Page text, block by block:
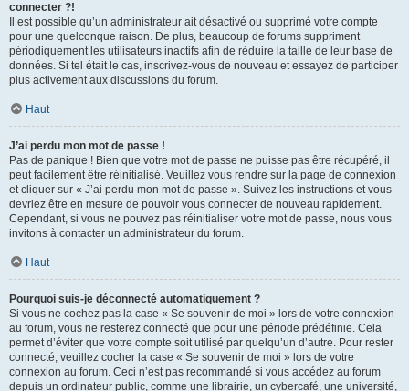
connecter ?!
Il est possible qu’un administrateur ait désactivé ou supprimé votre compte
pour une quelconque raison. De plus, beaucoup de forums suppriment
périodiquement les utilisateurs inactifs afin de réduire la taille de leur base de
données. Si tel était le cas, inscrivez-vous de nouveau et essayez de participer
plus activement aux discussions du forum.
Haut
J’ai perdu mon mot de passe !
Pas de panique ! Bien que votre mot de passe ne puisse pas être récupéré, il
peut facilement être réinitialisé. Veuillez vous rendre sur la page de connexion
et cliquer sur « J’ai perdu mon mot de passe ». Suivez les instructions et vous
devriez être en mesure de pouvoir vous connecter de nouveau rapidement.
Cependant, si vous ne pouvez pas réinitialiser votre mot de passe, nous vous
invitons à contacter un administrateur du forum.
Haut
Pourquoi suis-je déconnecté automatiquement ?
Si vous ne cochez pas la case « Se souvenir de moi » lors de votre connexion
au forum, vous ne resterez connecté que pour une période prédéfinie. Cela
permet d’éviter que votre compte soit utilisé par quelqu’un d’autre. Pour rester
connecté, veuillez cocher la case « Se souvenir de moi » lors de votre
connexion au forum. Ceci n’est pas recommandé si vous accédez au forum
depuis un ordinateur public, comme une librairie, un cybercafé, une université,